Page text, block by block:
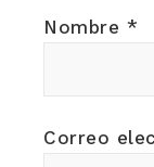
Nombre *
Correo